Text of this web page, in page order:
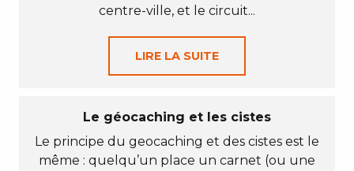
centre-ville, et le circuit...
LIRE LA SUITE
Le géocaching et les cistes
Le principe du geocaching et des cistes est le
même : quelqu’un place un carnet (ou une